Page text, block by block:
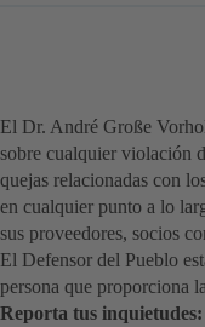
El Dr. André Große
sobre cualquier violación
quejas relacionadas con
en cualquier punto a lo
sus proveedores, socios
El Defensor del Pueblo
persona que proporciona
Reporta tus inquietudes: